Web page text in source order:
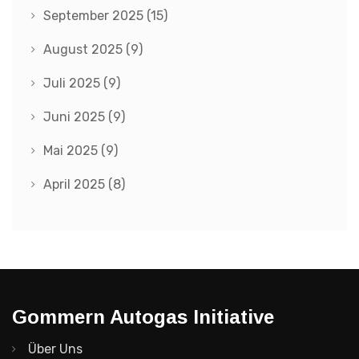
September 2025 (15)
August 2025 (9)
Juli 2025 (9)
Juni 2025 (9)
Mai 2025 (9)
April 2025 (8)
Gommern Autogas Initiative
Über Uns